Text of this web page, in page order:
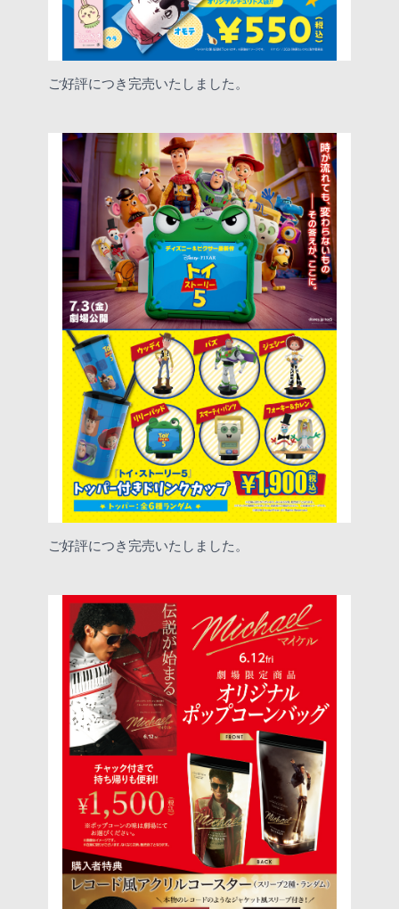
ご好評につき完売いたしました。
ご好評につき完売いたしました。